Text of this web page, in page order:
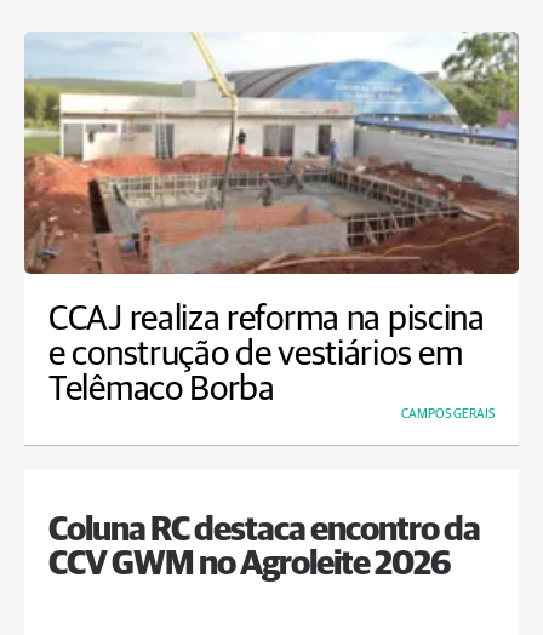
CCAJ realiza reforma na piscina
e construção de vestiários em
Telêmaco Borba
CAMPOS GERAIS
Coluna RC destaca encontro da
CCV GWM no Agroleite 2026